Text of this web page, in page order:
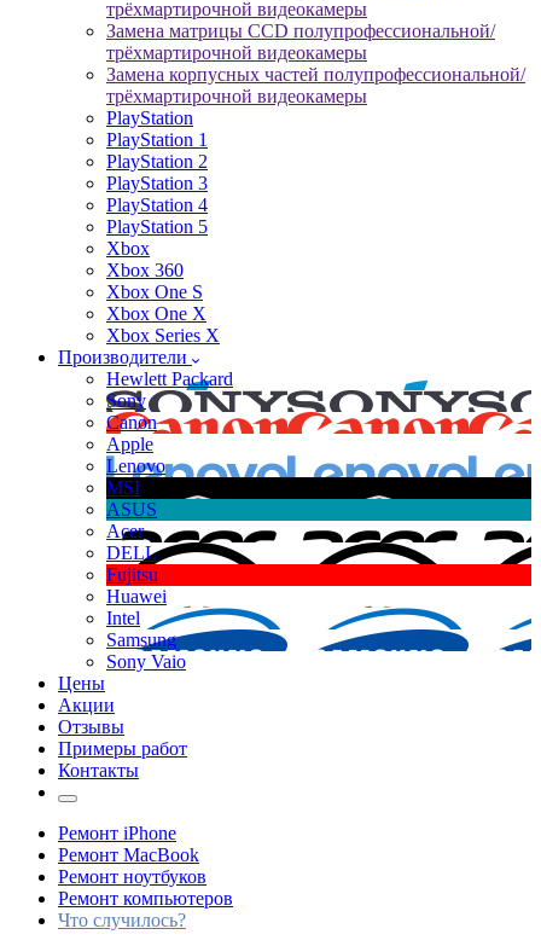
трёхмартирочной видеокамеры
Замена матрицы CCD полупрофессиональной/
трёхмартирочной видеокамеры
Замена корпусных частей полупрофессиональной/
трёхмартирочной видеокамеры
PlayStation
PlayStation 1
PlayStation 2
PlayStation 3
PlayStation 4
PlayStation 5
Xbox
Xbox 360
Xbox One S
Xbox One X
Xbox Series X
Производители
Hewlett Packard
Sony
Canon
Apple
Lenovo
MSI
ASUS
Acer
DELL
Fujitsu
Huawei
Intel
Samsung
Sony Vaio
Цены
Акции
Отзывы
Примеры работ
Контакты
Ремонт iPhone
Ремонт MacBook
Ремонт ноутбуков
Ремонт компьютеров
Что случилось?